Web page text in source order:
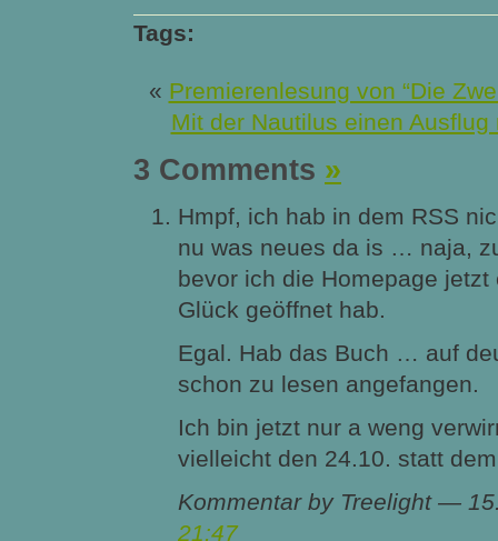
Tags:
« Premierenlesung von “Die
Mit der Nautilus einen Ausflug
3 Comments »
Hmpf, ich hab in dem RSS
nu was neues da is … naja,
bevor ich die Homepage jetzt
Glück geöffnet hab.
Egal. Hab das Buch … auf
schon zu lesen angefangen.
Ich bin jetzt nur a weng
vielleicht den 24.10. statt
Kommentar by Treelight —
21:47